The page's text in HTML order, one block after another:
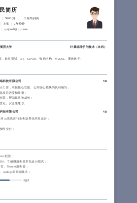
简历
5000/月
一个月内到岗
上海 2年经验
qmjianli@qq.com
历大学 计算机科学与技术（本科）
软件测试、Jsp、Servlet、数据结构、MySQL、离散数学。
科技有限公司
VB
工作，承担核心功能、公共核心模块的代码编写；
项目进度和质量；
享，帮助其快速成长；
化、安全性建议。
技有限公司
VB
oa系统进行业务场景化开发设计；
时交付；
框架；
、了解微服务及常见设计模式；
、Tomcat服务器；
node.js等前端技术；
良好